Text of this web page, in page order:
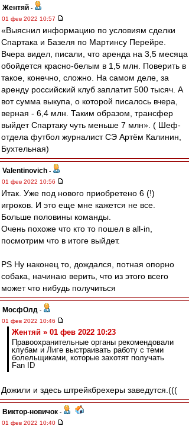
Жентяй -
01 фев 2022 10:57
«Выяснил информацию по условиям сделки
Спартака и Базеля по Мартинсу Перейре.
Вчера видел, писали, что аренда на 3,5 месяца
обойдется красно-белым в 1,5 млн. Поверить в
такое, конечно, сложно. На самом деле, за
аренду российский клуб заплатит 500 тысяч. А
вот сумма выкупа, о которой писалось вчера,
верная - 6,4 млн. Таким образом, трансфер
выйдет Спартаку чуть меньше 7 млн». ( Шеф-
отдела футбол журналист СЭ Артём Калинин,
Бухтельная)
Valentinovich -
01 фев 2022 10:56
Итак. Уже под нового приобретено 6 (!)
игроков. И это еще мне кажется не все.
Больше половины команды.
Очень похоже что кто то пошел в all-in,
посмотрим что в итоге выйдет.
PS Ну наконец то, дождался, потная опорно
собака, начинаю верить, что из этого всего
может что нибудь получиться
МосфОлд -
01 фев 2022 10:46
Жентяй » 01 фев 2022 10:23
Правоохранительные органы рекомендовали
клубам и Лиге выстраивать работу с теми
болельщиками, которые захотят получать
Fan ID
Дожили и здесь штрейкбрехеры заведутся.(((
Виктор-новичок -
01 фев 2022 10:40